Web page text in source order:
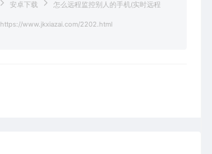
安卓下载 怎么远程监控别人的手机(实时远程
https://www.jkxiazai.com/2202.html